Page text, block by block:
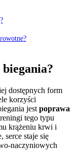
dostępnych form
korzyści
jest poprawa
tego typu
krążeniu krwi i
serce staje się
naczyniowych